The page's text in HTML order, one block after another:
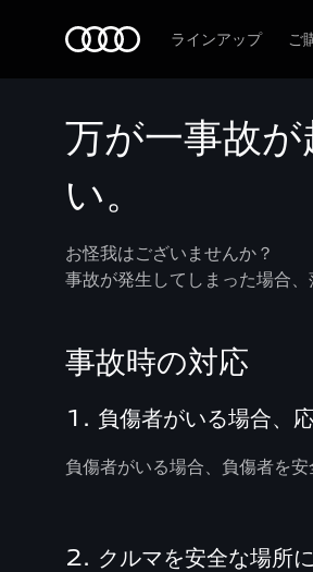
ラインアップ ご
万が一事故
い。
お怪我はございませんか？
事故が発生してしまった場合
事故時の対応
1. 負傷者がいる場合、
負傷者がいる場合、負傷者を
2. クルマを安全な場所